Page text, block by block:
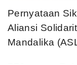
Pernyataan
Aliansi
Mandalika